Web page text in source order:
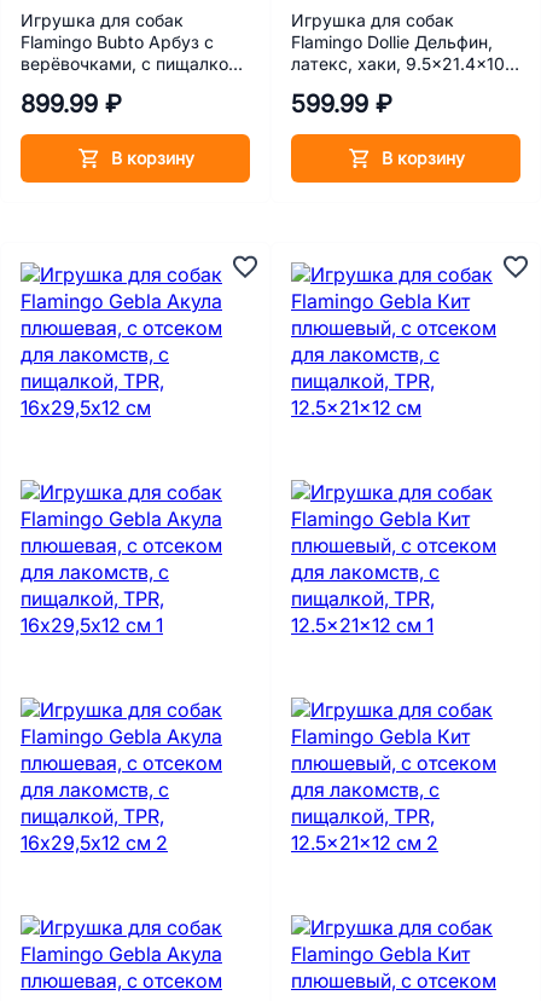
Игрушка для собак
Flamingo Bubto Арбуз с
верёвочками, с пищалкой,
см
899.99 ₽
В корзину
Игрушка для собак
Flamingo Dollie Дельфин,
латекс, хаки, 9.5x21.4x10.5
599.99 ₽
В корзину